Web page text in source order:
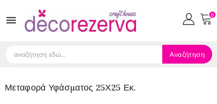
 0
Αναζήτηση
Μεταφορά Υφάσματος 25Χ25 Εκ.